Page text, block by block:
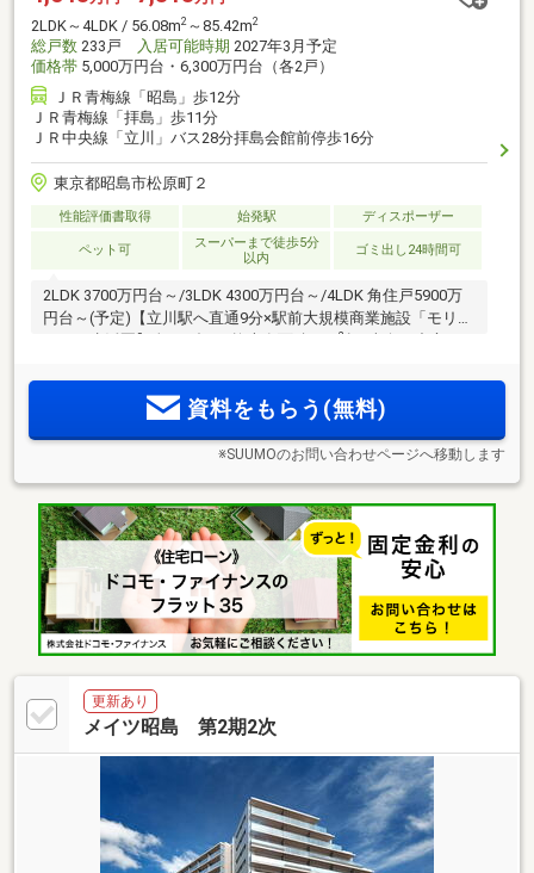
2LDK～4LDK / 56.08m2 ～85.42m2
総戸数 233戸 入居可能時期 2027年3月予定
価格帯 5,000万円台・6,300万円台（各2戸）
ＪＲ青梅線「昭島」歩12分
ＪＲ青梅線「拝島」歩11分
ＪＲ中央線「立川」バス28分拝島会館前停歩16分
東京都昭島市松原町２
性能評価書取得 始発駅 ディスポーザー
ペット可
スーパーまで徒歩5分
以内
ゴミ出し24時間可
2LDK 3700万円台～/3LDK 4300万円台～/4LDK 角住戸5900万
円台～(予定)【立川駅へ直通9分×駅前大規模商業施設「モリタ
2
富な共用施設。商業・医療・教育・公園が徒歩3分圏内に集結
資料をもらう(無料)
※SUUMOのお問い合わせページへ移動します
更新あり
メイツ昭島 第2期2次